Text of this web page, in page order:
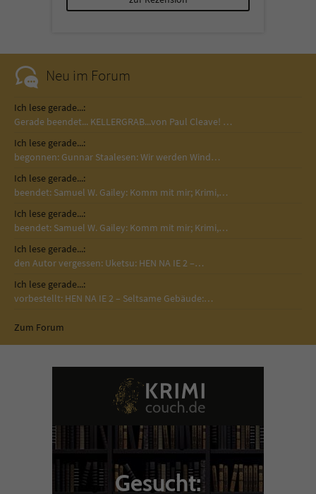
Neu im Forum
Ich lese gerade...:
Gerade beendet... KELLERGRAB...von Paul Cleave! …
Ich lese gerade...:
begonnen: Gunnar Staalesen: Wir werden Wind…
Ich lese gerade...:
beendet: Samuel W. Gailey: Komm mit mir; Krimi,…
Ich lese gerade...:
beendet: Samuel W. Gailey: Komm mit mir; Krimi,…
Ich lese gerade...:
den Autor vergessen: Uketsu: HEN NA IE 2 –…
Ich lese gerade...:
vorbestellt: HEN NA IE 2 – Seltsame Gebäude:…
Zum Forum
Gesucht:
Sicherheitscode des Kontaktformulars zu